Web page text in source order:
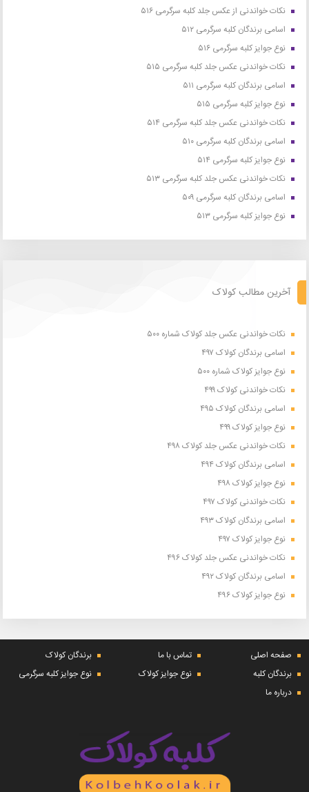
نکات خواندنی از عکس جلد کلبه سرگرمی ۵۱۶
اسامی برندگان کلبه سرگرمی ۵۱۲
نوع جوایز کلبه سرگرمی ۵۱۶
نکات خواندنی عکس جلد کلبه سرگرمی ۵۱۵
اسامی برندگان کلبه سرگرمی ۵۱۱
نوع جوایز کلبه سرگرمی ۵۱۵
نکات خواندنی عکس جلد کلبه سرگرمی ۵۱۴
اسامی برندگان کلبه سرگرمی ۵۱۰
نوع جوایز کلبه سرگرمی ۵۱۴
نکات خواندنی عکس جلد کلبه سرگرمی ۵۱۳
اسامی برندگان کلبه سرگرمی ۵۰۹
نوع جوایز کلبه سرگرمی ۵۱۳
آخرین مطالب کولاک
نکات خواندنی عکس جلد کولاک شماره ۵۰۰
اسامی برندگان کولاک ۴۹۷
نوع جوایز کولاک شماره ۵۰۰
نکات خواندنی کولاک ۴۹۹
اسامی برندگان کولاک ۴۹۵
نوع جوایز کولاک ۴۹۹
نکات خواندنی عکس جلد کولاک ۴۹۸
اسامی برندگان کولاک ۴۹۴
نوع جوایز کولاک ۴۹۸
نکات خواندنی کولاک ۴۹۷
اسامی برندگان کولاک ۴۹۳
نوع جوایز کولاک ۴۹۷
نکات خواندنی عکس جلد کولاک ۴۹۶
اسامی برندگان کولاک ۴۹۲
نوع جوایز کولاک ۴۹۶
صفحه اصلی تماس با ما
برندگان کولاک
برندگان کلبه
نوع جوایز کولاک
نوع جوایز کلبه سرگرمی
درباره ما